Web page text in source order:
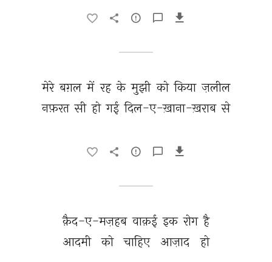
मेरे बग़ल में रह के मुझी को किया ज़लील
नफ़रत सी हो गई दिल-ए-ख़ाना-ख़राब से
क़ैद-ए-मज़हब वाक़ई इक रोग है
आदमी
को चाहिए आज़ाद हो